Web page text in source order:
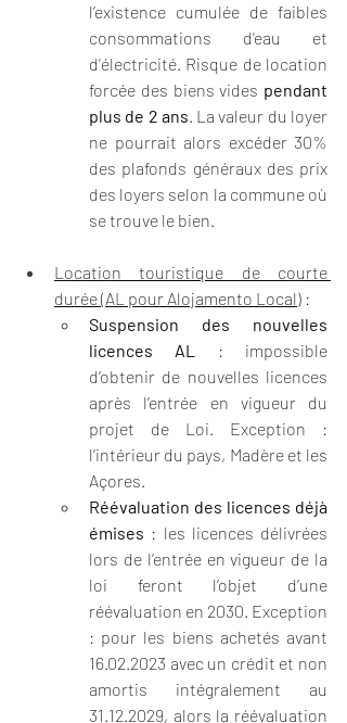
l’existence cumulée de faibles
consommations d'eau et
d'électricité. Risque de location
forcée des biens vides pendant
plus de 2 ans. La valeur du loyer
ne pourrait alors excéder 30%
des plafonds généraux des prix
des loyers selon la commune où
se trouve le bien.
Location touristique de courte
durée (AL pour Alojamento Local) :
Suspension des nouvelles
licences AL
: impossible
d’obtenir de nouvelles licences
après l’entrée en vigueur du
projet de Loi. Exception :
l’intérieur du pays, Madère et les
Açores.
Réévaluation des licences déjà
émises : les licences délivrées
lors de l’entrée en vigueur de la
loi feront l’objet d’une
réévaluation en 2030. Exception
: pour les biens achetés avant
16.02.2023 avec un crédit et non
amortis intégralement au
31.12.2029, alors la réévaluation